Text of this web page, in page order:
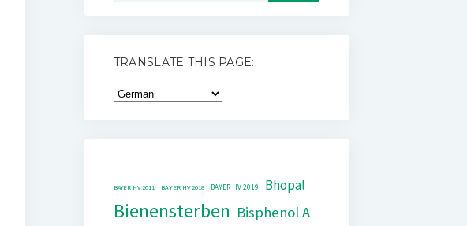
TRANSLATE THIS PAGE:
BAYER HV 2011 BAYER HV 2018 BAYER HV 2019 Bhopal
Bienensterben Bisphenol A